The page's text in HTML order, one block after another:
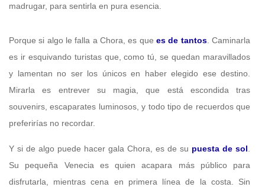
madrugar, para sentirla en pura esencia.
Porque si algo le falla a Chora, es que es de tantos. Caminarla
es ir esquivando turistas que, como tú, se quedan maravillados
y lamentan no ser los únicos en haber elegido ese destino.
Mirarla es entrever su magia, que está escondida tras
souvenirs, escaparates luminosos, y todo tipo de recuerdos que
preferirías no recordar.
Y si de algo puede hacer gala Chora, es de su puesta de sol
Su pequeña Venecia es quien acapara más público para
disfrutarla, mientras cena en primera línea de la costa. Sin